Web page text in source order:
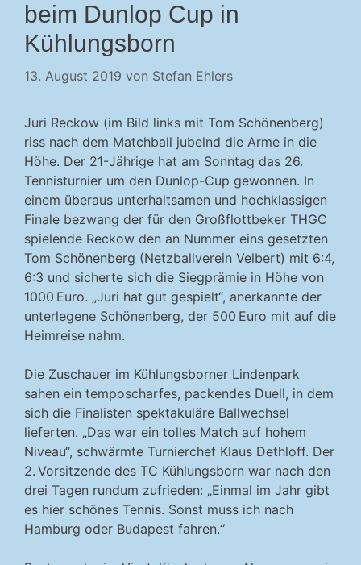
beim Dunlop Cup in
Kühlungsborn
13. August 2019 von Stefan Ehlers
Juri Reckow (im Bild links mit Tom Schönenberg)
riss nach dem Matchball jubelnd die Arme in die
Höhe. Der 21-Jährige hat am Sonntag das 26.
Tennisturnier um den Dunlop-Cup gewonnen. In
einem überaus unterhaltsamen und hochklassigen
Finale bezwang der für den Großflottbeker THGC
spielende Reckow den an Nummer eins gesetzten
Tom Schönenberg (Netzballverein Velbert) mit 6:4,
6:3 und sicherte sich die Siegprämie in Höhe von
1000 Euro. „Juri hat gut gespielt“, anerkannte der
unterlegene Schönenberg, der 500 Euro mit auf die
Heimreise nahm.
Die Zuschauer im Kühlungsborner Lindenpark
sahen ein temposcharfes, packendes Duell, in dem
sich die Finalisten spektakuläre Ballwechsel
lieferten. „Das war ein tolles Match auf hohem
Niveau“, schwärmte Turnierchef Klaus Dethloff. Der
2. Vorsitzende des TC Kühlungsborn war nach den
drei Tagen rundum zufrieden: „Einmal im Jahr gibt
es hier schönes Tennis. Sonst muss ich nach
Hamburg oder Budapest fahren.“